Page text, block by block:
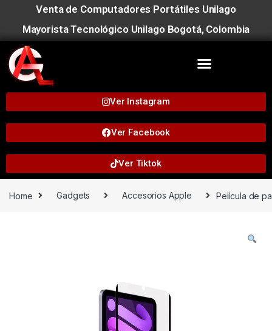
Venta de Computadores Portátiles Unilago
Mayorista Tecnológico Unilago Bogotá, Colombia
Ver Instagram
Ver Facebook
Ver Tiktok
Home Gadgets Accesorios Apple Película de